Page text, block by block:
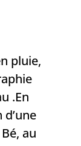
pluie,
.En
au